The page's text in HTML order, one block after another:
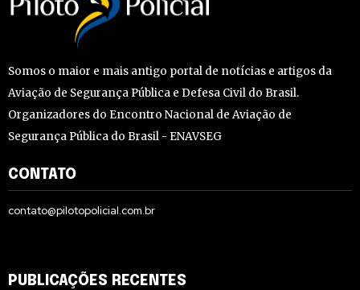
Somos o maior e mais antigo portal de notícias e artigos da
Aviação de Segurança Pública e Defesa Civil do Brasil.
Organizadores do Encontro Nacional de Aviação de
Segurança Pública do Brasil - ENAVSEG
CONTATO
contato@pilotopolicial.com.br
PUBLICAÇÕES RECENTES